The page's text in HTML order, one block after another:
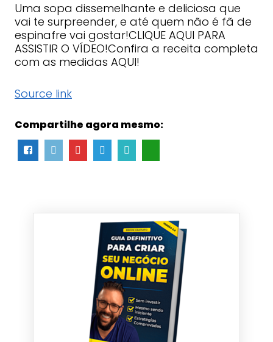
Uma sopa dissemelhante e deliciosa que
vai te surpreender, e até quem não é fã de
espinafre vai gostar!CLIQUE AQUI PARA
ASSISTIR O VÍDEO!Confira a receita completa
com as medidas AQUI!
Source link
Compartilhe agora mesmo: